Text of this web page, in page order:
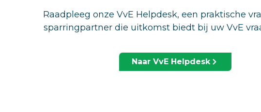
Raadpleeg onze VvE Helpdesk, een praktische
sparringpartner die uitkomst biedt bij uw VvE
Naar VvE Helpdesk